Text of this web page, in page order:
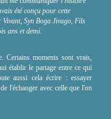
été conçu pour cette
Syn Boga Jivago, Fils
ans et demi.
Certains moments sont vrais,
établir le partage entre ce qui
aussi cela écrire : essayer
l'échanger avec celle que l'on